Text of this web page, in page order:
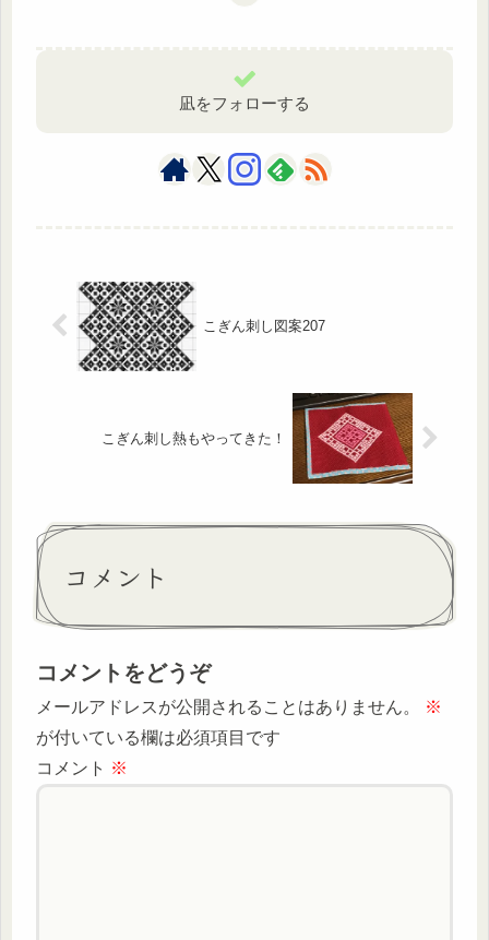
凪をフォローする
こぎん刺し図案207
こぎん刺し熱もやってきた！
コメント
コメントをどうぞ
メールアドレスが公開されることはありません。
※
が付いている欄は必須項目です
コメント ※